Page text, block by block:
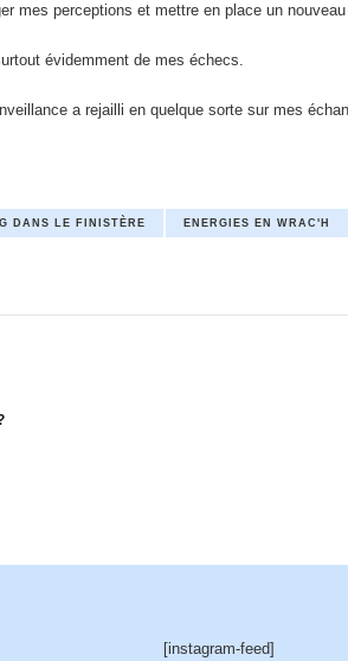
mes perceptions et mettre en place un
évidemment de mes échecs.
a rejailli en quelque sorte sur mes
DANS LE FINISTÈRE ENERGIES EN WRAC'H
[instagram-feed]